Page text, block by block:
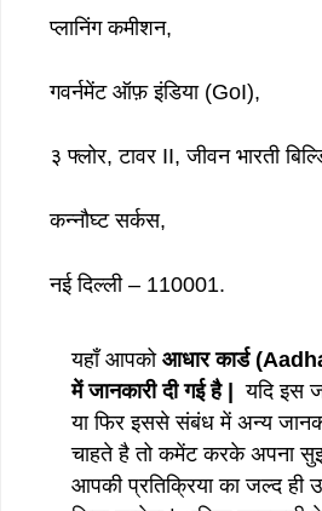
प्लानिंग कमीशन,
गवर्नमेंट ऑफ़ इंडिया (GoI),
३ फ्लोर, टावर II, जीवन भारती
कन्नौघ्ट सर्कस,
नई दिल्ली – 110001.
यहाँ आपको आधार कार्ड
में जानकारी दी गई है | यदि इस
या फिर इससे संबंध में अन्य
चाहते है तो कमेंट करके अपना
आपकी प्रतिक्रिया का जल्द ही